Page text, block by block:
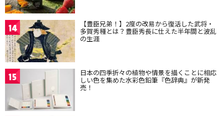
14 【豊臣兄弟！】2度の改易から復活した武将・
多賀秀種とは？豊臣秀長に仕えた半年間と波乱
の生涯
15 日本の四季折々の植物や情景を描くことに相応
しい色を集めた水彩色鉛筆『色辞典』が新発
売！